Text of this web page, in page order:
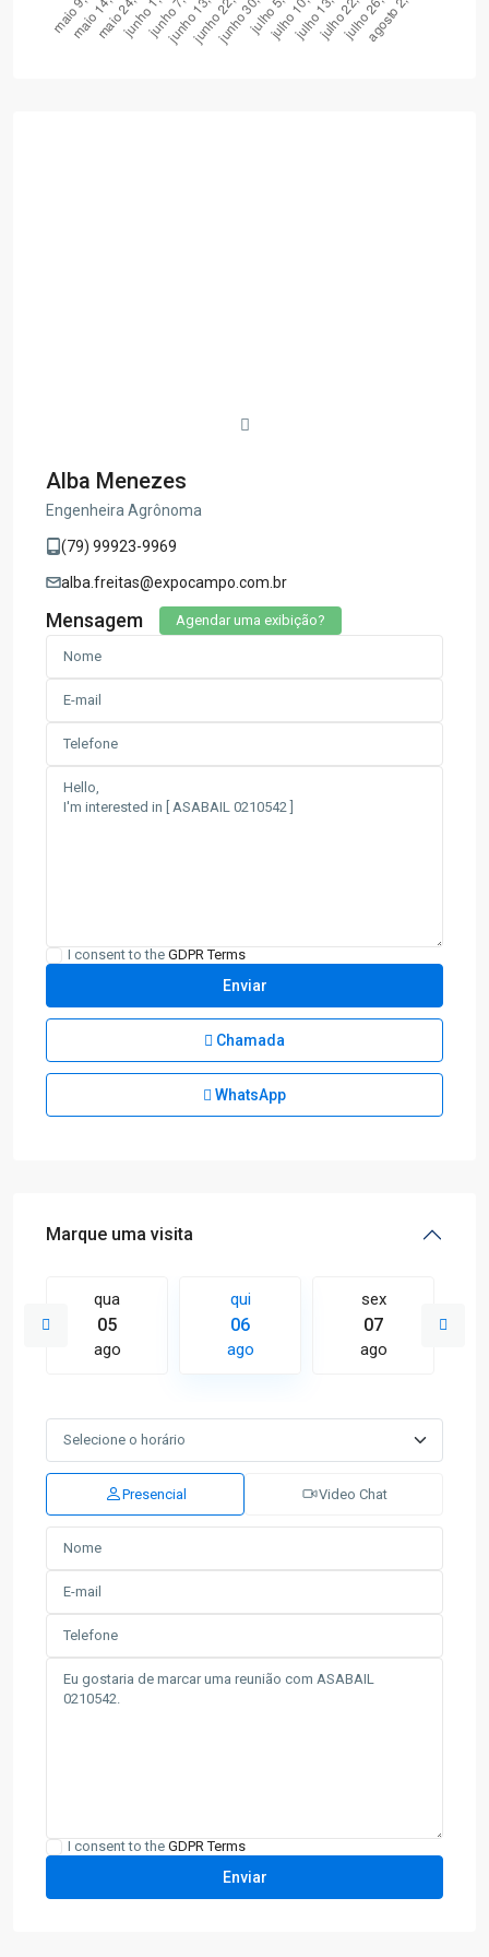
Alba Menezes
Engenheira Agrônoma
(79) 99923-9969
alba.freitas@expocampo.com.br
Mensagem Agendar uma exibição?
I consent to the GDPR Terms
Chamada
WhatsApp
Marque uma visita
qua
05
ago
qui
06
ago
sex
07
ago
Presencial Video Chat
I consent to the GDPR Terms